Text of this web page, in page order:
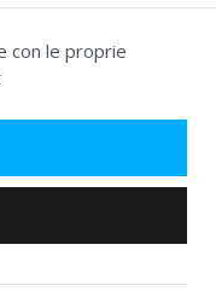
con le proprie